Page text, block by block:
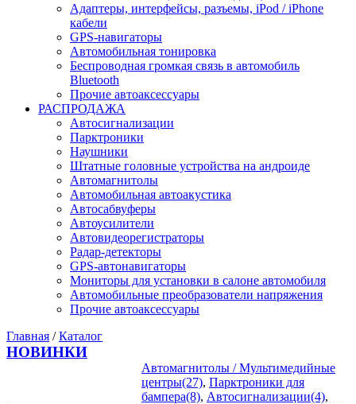
Адаптеры, интерфейсы, разъемы, iPod / iPhone
кабели
GPS-навигаторы
Автомобильная тонировка
Беспроводная громкая связь в автомобиль
Bluetooth
Прочие автоаксессуары
РАСПРОДАЖА
Автосигнализации
Парктроники
Наушники
Штатные головные устройства на андроиде
Автомагнитолы
Автомобильная автоакустика
Автосабвуферы
Автоусилители
Автовидеорегистраторы
Радар-детекторы
GPS-автонавигаторы
Мониторы для установки в салоне автомобиля
Автомобильные преобразователи напряжения
Прочие автоаксессуары
Главная /Каталог
НОВИНКИ
Автомагнитолы / Мультимедийные
центры(27), Парктроники для
бампера(8), Автосигнализации(4),